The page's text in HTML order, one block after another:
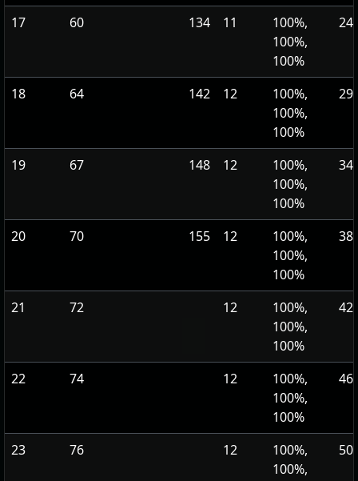
17 60 134 11
100%,
100%,
100%
18 64 142 12
100%,
100%,
100%
19 67 148 12
100%,
100%,
100%
20 70 155 12
100%,
100%,
100%
21 72 12
100%,
100%,
100%
22 74 12
100%,
100%,
100%
23 76 12
100%,
100%,